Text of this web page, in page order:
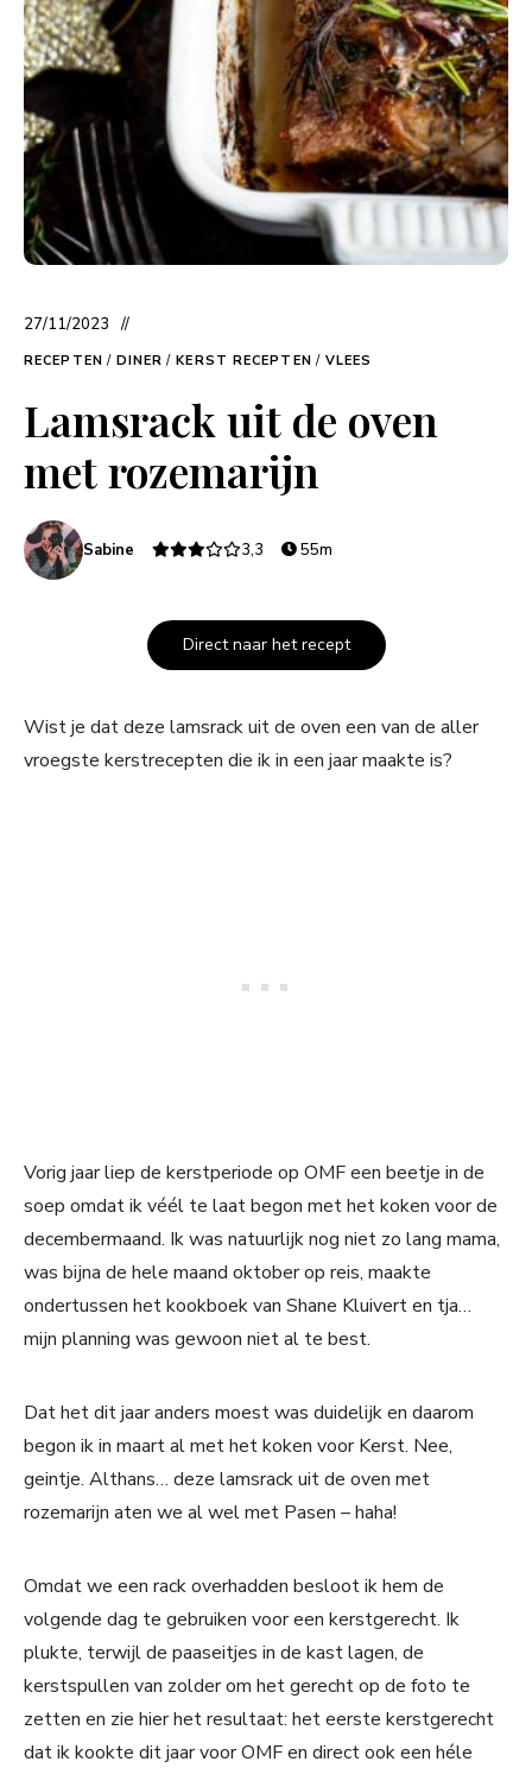
27/11/2023
RECEPTEN / DINER / KERST RECEPTEN / VLEES
Lamsrack uit de oven
met rozemarijn
Sabine 3,3 55m
Direct naar het recept
Wist je dat deze lamsrack uit de oven een van de aller
vroegste kerstrecepten die ik in een jaar maakte is?
Vorig jaar liep de kerstperiode op OMF een beetje in de
soep omdat ik véél te laat begon met het koken voor de
decembermaand. Ik was natuurlijk nog niet zo lang mama,
was bijna de hele maand oktober op reis, maakte
ondertussen het kookboek van Shane Kluivert en tja…
mijn planning was gewoon niet al te best.
Dat het dit jaar anders moest was duidelijk en daarom
begon ik in maart al met het koken voor Kerst. Nee,
geintje. Althans… deze lamsrack uit de oven met
rozemarijn aten we al wel met Pasen – haha!
Omdat we een rack overhadden besloot ik hem de
volgende dag te gebruiken voor een kerstgerecht. Ik
plukte, terwijl de paaseitjes in de kast lagen, de
kerstspullen van zolder om het gerecht op de foto te
zetten en zie hier het resultaat: het eerste kerstgerecht
dat ik kookte dit jaar voor OMF en direct ook een héle